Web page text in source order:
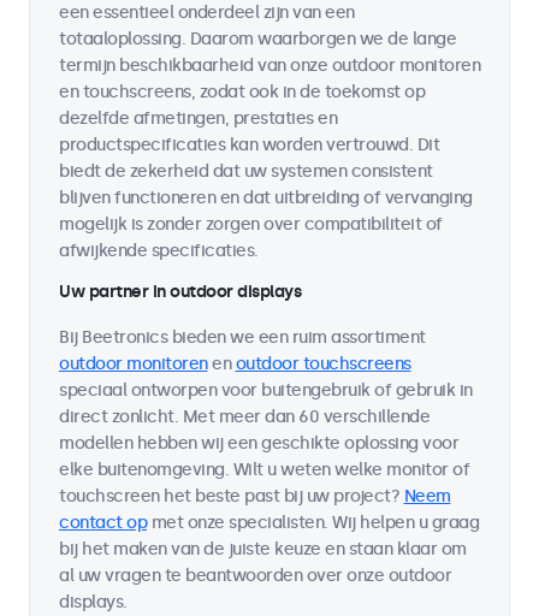
een essentieel onderdeel zijn van een
totaaloplossing. Daarom waarborgen we de lange
termijn beschikbaarheid van onze outdoor monitoren
en touchscreens, zodat ook in de toekomst op
dezelfde afmetingen, prestaties en
productspecificaties kan worden vertrouwd. Dit
biedt de zekerheid dat uw systemen consistent
blijven functioneren en dat uitbreiding of vervanging
mogelijk is zonder zorgen over compatibiliteit of
afwijkende specificaties.
Uw partner in outdoor displays
Bij Beetronics bieden we een ruim assortiment
outdoor monitorenenoutdoor touchscreens
speciaal ontworpen voor buitengebruik of gebruik in
direct zonlicht. Met meer dan 60 verschillende
modellen hebben wij een geschikte oplossing voor
elke buitenomgeving. Wilt u weten welke monitor of
touchscreen het beste past bij uw project? Neem
contact opmet onze specialisten. Wij helpen u graag
bij het maken van de juiste keuze en staan klaar om
al uw vragen te beantwoorden over onze outdoor
displays.